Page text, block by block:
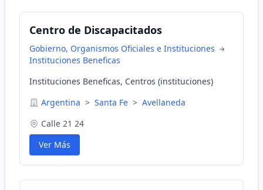
Centro de Discapacitados
Gobierno, Organismos Oficiales e Instituciones
Instituciones Beneficas
Instituciones Beneficas, Centros (instituciones)
Argentina > Santa Fe > Avellaneda
Calle 21 24
Ver Más